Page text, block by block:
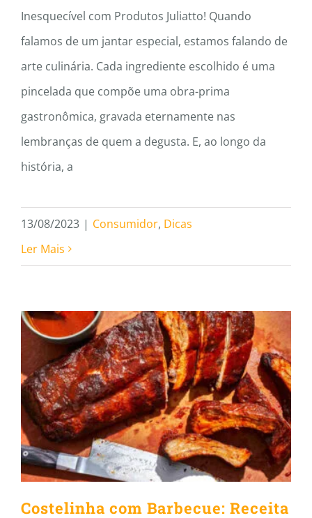
Inesquecível com Produtos Juliatto! Quando
falamos de um jantar especial, estamos falando de
arte culinária. Cada ingrediente escolhido é uma
pincelada que compõe uma obra-prima
gastronômica, gravada eternamente nas
lembranças de quem a degusta. E, ao longo da
história, a
13/08/2023 | Consumidor, Dicas
Ler Mais
Costelinha com Barbecue:
Receita Especial de Churrasco
para o Dia dos Pais
Costelinha com Barbecue: Receita